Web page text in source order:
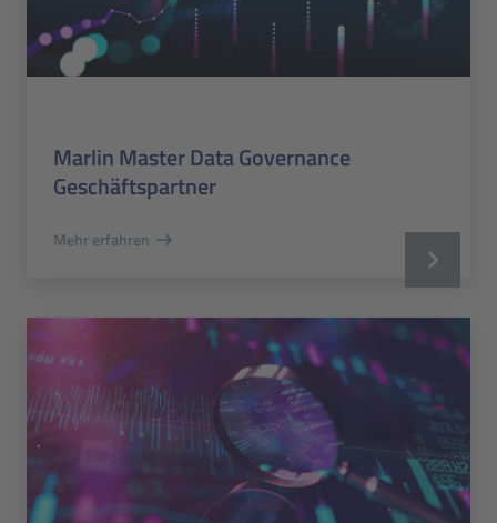
Marlin Master Data Governance
Geschäftspartner
Mehr erfahren